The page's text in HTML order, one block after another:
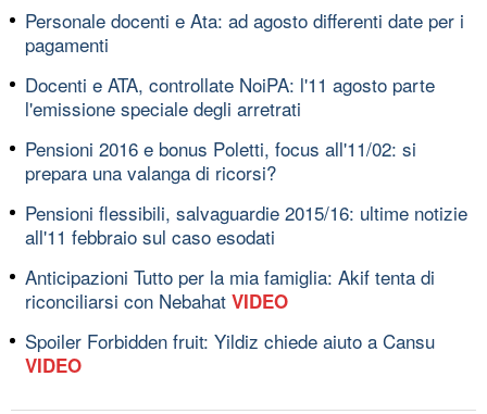
Personale docenti e Ata: ad agosto differenti date per i
pagamenti
Docenti e ATA, controllate NoiPA: l'11 agosto parte
l'emissione speciale degli arretrati
Pensioni 2016 e bonus Poletti, focus all'11/02: si
prepara una valanga di ricorsi?
Pensioni flessibili, salvaguardie 2015/16: ultime notizie
all'11 febbraio sul caso esodati
Anticipazioni Tutto per la mia famiglia: Akif tenta di
riconciliarsi con Nebahat VIDEO
Spoiler Forbidden fruit: Yildiz chiede aiuto a Cansu
VIDEO